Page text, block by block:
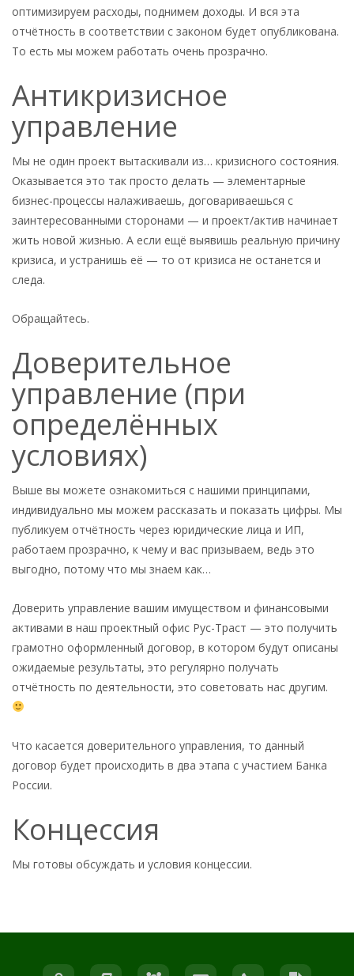
оптимизируем расходы, поднимем доходы. И вся эта
отчётность в соответствии с законом будет опубликована.
То есть мы можем работать очень прозрачно.
Антикризисное
управление
Мы не один проект вытаскивали из… кризисного состояния.
Оказывается это так просто делать — элементарные
бизнес-процессы налаживаешь, договариваешься с
заинтересованными сторонами — и проект/актив начинает
жить новой жизнью. А если ещё выявишь реальную причину
кризиса, и устранишь её — то от кризиса не останется и
следа.
Обращайтесь.
Доверительное
управление (при
определённых
условиях)
Выше вы можете ознакомиться с нашими принципами,
индивидуально мы можем рассказать и показать цифры. Мы
публикуем отчётность через юридические лица и ИП,
работаем прозрачно, к чему и вас призываем, ведь это
выгодно, потому что мы знаем как…
Доверить управление вашим имуществом и финансовыми
активами в наш проектный офис Рус-Траст — это получить
грамотно оформленный договор, в котором будут описаны
ожидаемые результаты, это регулярно получать
отчётность по деятельности, это советовать нас другим.
Что касается доверительного управления, то данный
договор будет происходить в два этапа с участием Банка
России.
Концессия
Мы готовы обсуждать и условия концессии.